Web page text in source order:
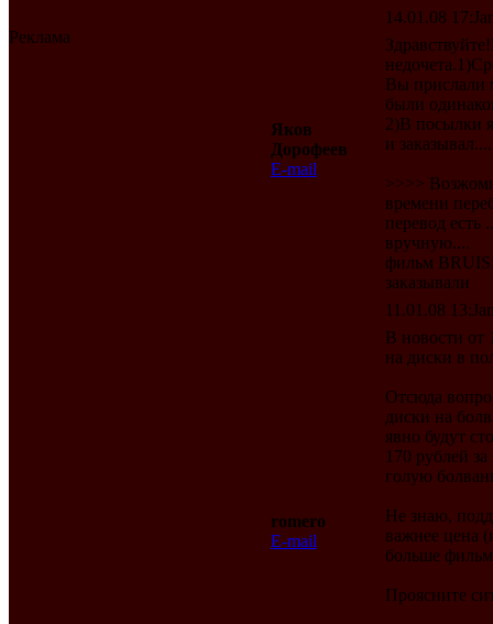
Реклама
Яков
Дорофеев
E-mail
14.01.08
Вы прислали
были
2)В посылки
и
>>>>
времени
перевод есть
вручную....
фильм
заказывали
romero
E-mail
11.01.08
В новости от
на диски в
Отсюда
диски на
явно будут
170 рублей
голую
Не знаю,
важнее цена
больше
Проясните